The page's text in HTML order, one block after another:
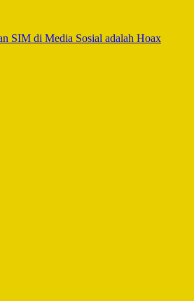
SIM di Media Sosial adalah Hoax